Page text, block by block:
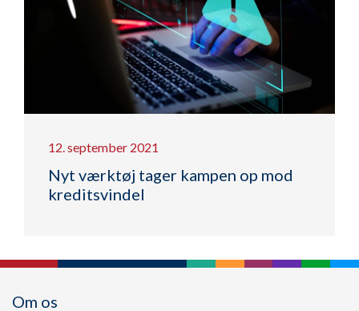
12. september 2021
Nyt værktøj tager kampen op mod
kreditsvindel
Om os